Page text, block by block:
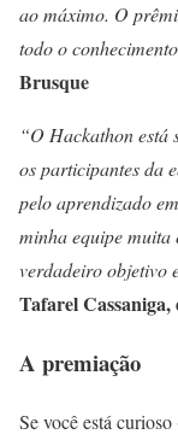
ao máximo. O
todo o
Brusque
“O Hackathon está
os participantes da
pelo aprendizado
minha equipe muita
verdadeiro objetivo
Tafarel
A premiação
Se você está